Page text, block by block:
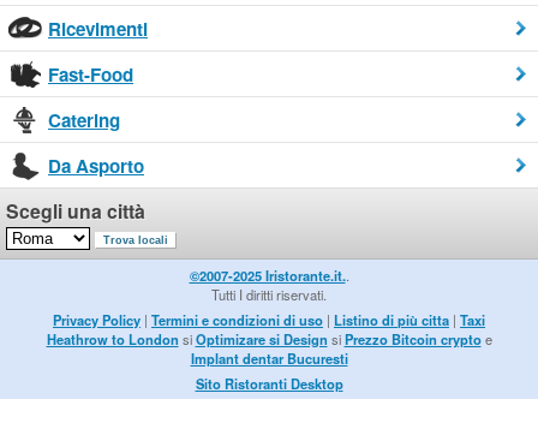
Ricevimenti
Fast-Food
Catering
Da Asporto
Scegli una città
©2007-2025 Iristorante.it..
Tutti I diritti riservati.
Privacy Policy | Termini e condizioni di uso | Listino di più citta | Taxi
Heathrow to London siOptimizare si Design siPrezzo Bitcoin cryptoe
Implant dentar Bucuresti
Sito Ristoranti Desktop